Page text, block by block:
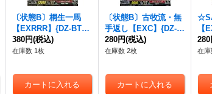
〔状態B〕桐生一馬
【EXRRR】{DZ-BT1
4/EX01}《ドラゴンエ
ンパイア》
380円(税込)
在庫数 1枚
〔状態B〕古牧流・無
手返し【EXC】{DZ-B
T14/EX36}《ドラゴン
エンパイア》
280円(税込)
在庫数 2枚
【
4/
ン
280
在庫